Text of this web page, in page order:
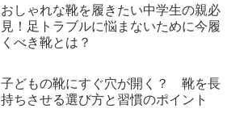
おしゃれな靴を履きたい中学生の親必
見！足トラブルに悩まないために今履
くべき靴とは？
子どもの靴にすぐ穴が開く？ 靴を長
持ちさせる選び方と習慣のポイント